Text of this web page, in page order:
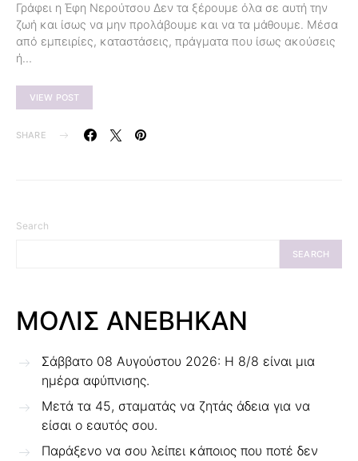
Γράφει η Έφη Νερούτσου Δεν τα ξέρουμε όλα σε αυτή την
ζωή και ίσως να μην προλάβουμε και να τα μάθουμε. Μέσα
από εμπειρίες, καταστάσεις, πράγματα που ίσως ακούσεις
ή…
VIEW POST
SHARE
Search
SEARCH
ΜΟΛΙΣ ΑΝΕΒΗΚΑΝ
Σάββατο 08 Αυγούστου 2026: Η 8/8 είναι μια
ημέρα αφύπνισης.
Μετά τα 45, σταματάς να ζητάς άδεια για να
είσαι ο εαυτός σου.
Παράξενο να σου λείπει κάποιος που ποτέ δεν